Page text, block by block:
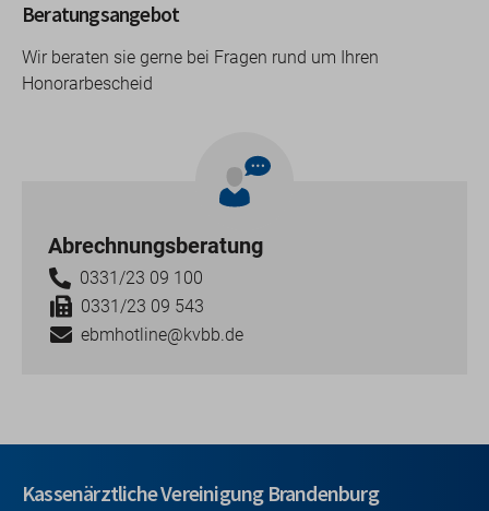
Beratungsangebot
Wir beraten sie gerne bei Fragen rund um Ihren
Honorarbescheid
Abrechnungsberatung
0331/23 09 100
0331/23 09 543
ebmhotline@kvbb.de
Kassenärztliche Vereinigung Brandenburg